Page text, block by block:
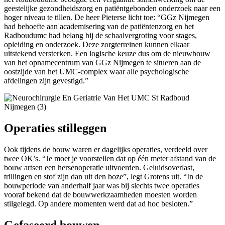
geestelijke gezondheidszorg en patiëntgebonden onderzoek naar een
hoger niveau te tillen. De heer Pieterse licht toe: “GGz Nijmegen
had behoefte aan academisering van de patiëntenzorg en het
Radboudumc had belang bij de schaalvergroting voor stages,
opleiding en onderzoek. Deze zorgterreinen kunnen elkaar
uitstekend versterken. Een logische keuze dus om de nieuwbouw
van het opnamecentrum van GGz Nijmegen te situeren aan de
oostzijde van het UMC-complex waar alle psychologische
afdelingen zijn gevestigd.”
Operaties stilleggen
Ook tijdens de bouw waren er dagelijks operaties, verdeeld over
twee OK’s. “Je moet je voorstellen dat op één meter afstand van de
bouw artsen een hersenoperatie uitvoerden. Geluidsoverlast,
trillingen en stof zijn dan uit den boze”, legt Grotens uit. “In de
bouwperiode van anderhalf jaar was bij slechts twee operaties
vooraf bekend dat de bouwwerkzaamheden moesten worden
stilgelegd. Op andere momenten werd dat ad hoc besloten.”